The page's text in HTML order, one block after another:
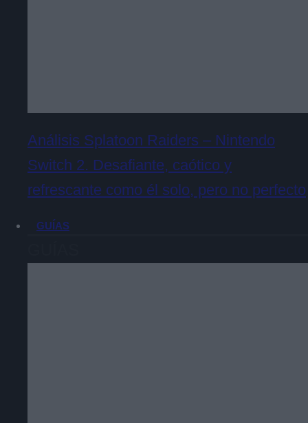
Análisis Splatoon Raiders – Nintendo
Switch 2. Desafiante, caótico y
refrescante como él solo, pero no perfecto
GUÍAS